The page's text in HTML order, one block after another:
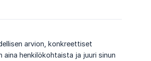
arvion, konkreettiset
henkilökohtaista ja juuri sinun